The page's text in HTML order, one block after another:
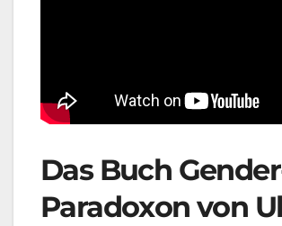
Das Buch
Paradoxon von